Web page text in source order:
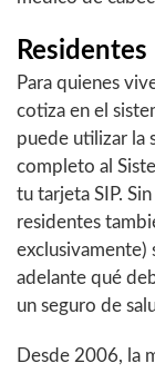
Residentes
Para quienes
cotiza en el
puede utilizar la
completo al
tu tarjeta SIP.
residentes
exclusivamente)
adelante qué
un seguro de
Desde 2006, la